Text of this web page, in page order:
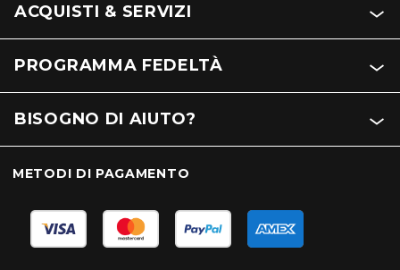
ACQUISTI & SERVIZI
PROGRAMMA FEDELTÀ
BISOGNO DI AIUTO?
METODI DI PAGAMENTO